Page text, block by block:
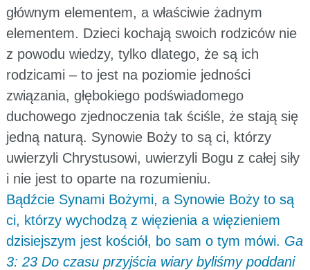
głównym elementem, a właściwie żadnym
elementem. Dzieci kochają swoich rodziców nie
z powodu wiedzy, tylko dlatego, że są ich
rodzicami – to jest na poziomie jedności
związania, głębokiego podświadomego
duchowego zjednoczenia tak ściśle, że stają się
jedną naturą. Synowie Boży to są ci, którzy
uwierzyli Chrystusowi, uwierzyli Bogu z całej siły
i nie jest to oparte na rozumieniu.
Bądźcie Synami Bożymi, a Synowie Boży to są
ci, którzy wychodzą z więzienia a więzieniem
dzisiejszym jest kościół, bo sam o tym mówi. Ga
3: 23 Do czasu przyjścia wiary byliśmy poddani